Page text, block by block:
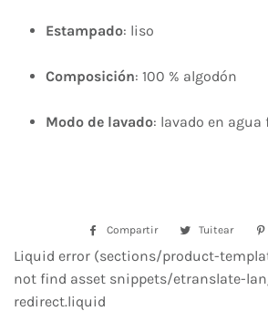
Estampado: liso
Composición: 100 % algodón
Modo de lavado: lavado en agua
Compartir
Compartir
Facebook
Tuitear
Liquid error (sections/product-
not find asset snippets/etranslate-
redirect.liquid